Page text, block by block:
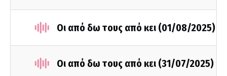
Οι από δω τους από κει (01/08/2025)
Οι από δω τους από κει (31/07/2025)